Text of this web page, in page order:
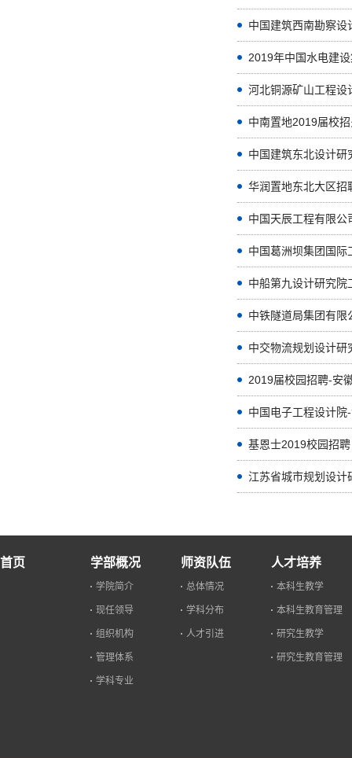
中国建筑西南勘察设
2019年中国水电建
河北铜源矿山工程设
中南置地2019届校
中国建筑东北设计
华润置地东北大区招
中国天辰工程有限
中国葛洲坝集团国际
中船第九设计研究院
中铁隧道局集团有
中交物流规划设计研
2019届校园招聘-安
中国电子工程设计
基恩士2019校园招聘
江苏省城市规划设计
首页 学部概况
学院简介
现任领导
组织机构
管理体系
学科专业
师资队伍
总体情况
学科分布
人才引进
人才培养
本科生教学
本科生教育管理
研究生教学
研究生教育管理